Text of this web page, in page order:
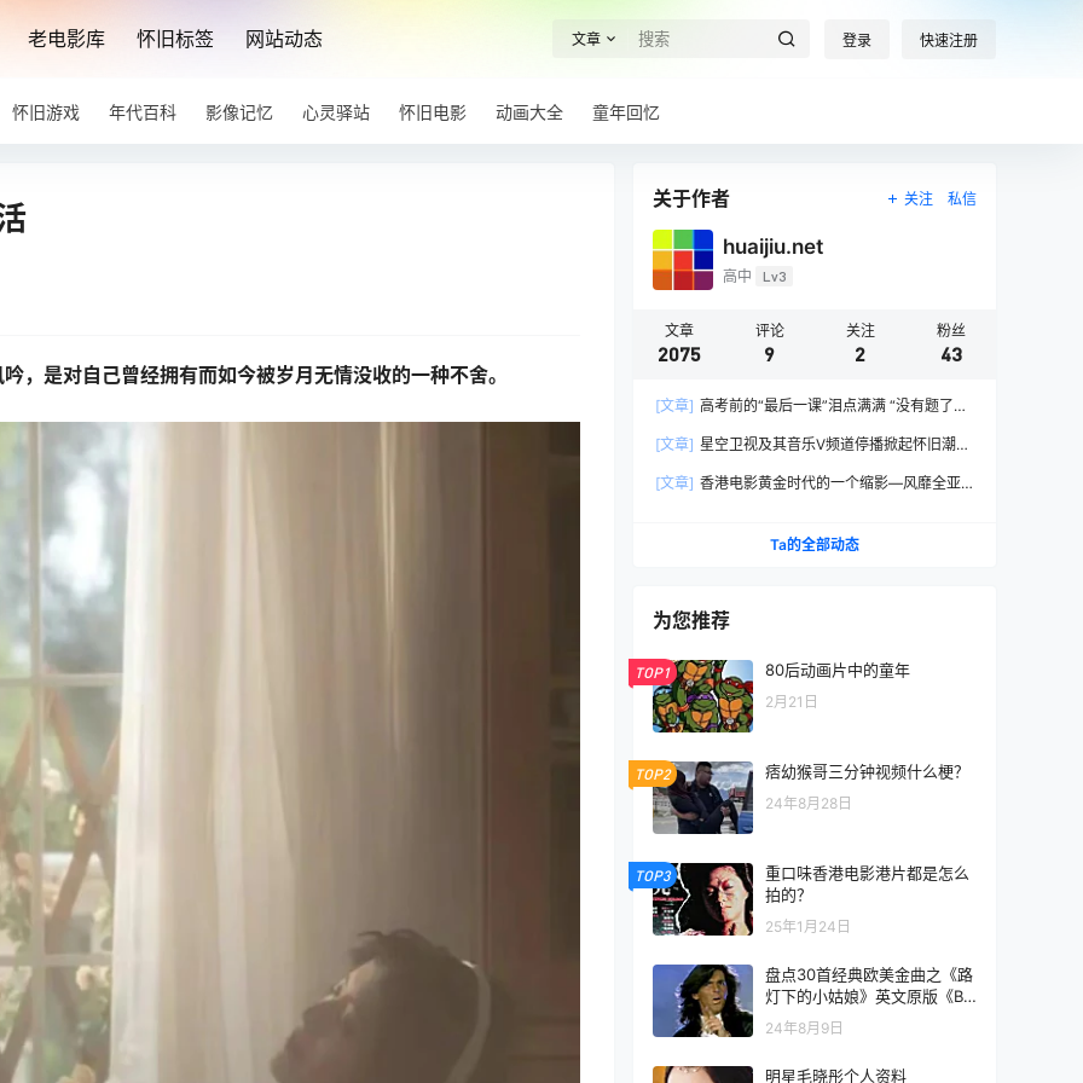
老电影库 怀旧标签 网站动态 文章 登录 快速注册
怀旧游戏 年代百科 影像记忆 心灵驿站 怀旧电影 动画大全 童年回忆
，是对自己曾经拥有而如今被岁月无情没收的一种不舍。
关于作者 关注 私信
huaijiu.net
高中 Lv3
文章
2075
评论
9
关注
2
粉丝
43
[文章] 高考前的“最后一课”泪点满满 “没有题了，
高考！
[文章] 星空卫视及其音乐V频道停播掀起怀旧潮，
[文章] 香港电影黄金时代的一个缩影—风靡全亚
Ta的全部动态
为您推荐
TOP1 80后动画片中的童年
2月21日
TOP2 痞幼猴哥三分钟视频什么梗？
24年8月28日
TOP3
重口味香港电影港片都是怎么
拍的？
25年1月24日
盘点30首经典欧美金曲之《路
灯下的小姑娘》英文原版《Br
other Louie》
24年8月9日
明星毛晓彤个人资料